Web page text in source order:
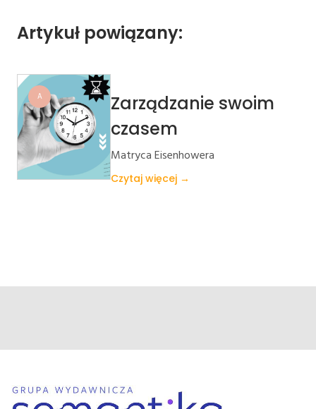
Artykuł powiązany:
A
Zarządzanie swoim
czasem
Matryca Eisenhowera
Czytaj więcej →